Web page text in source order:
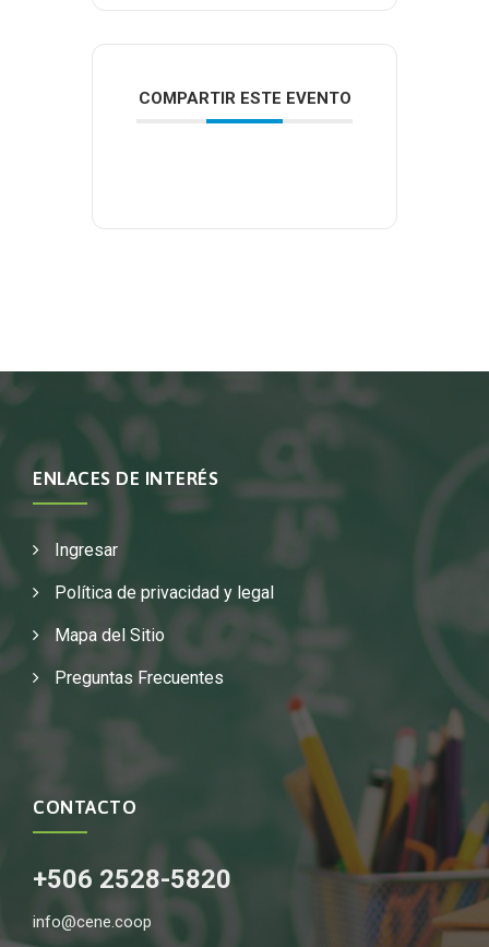
COMPARTIR ESTE EVENTO
ENLACES DE INTERÉS
Ingresar
Política de privacidad y legal
Mapa del Sitio
Preguntas Frecuentes
CONTACTO
+506 2528-5820
info@cene.coop